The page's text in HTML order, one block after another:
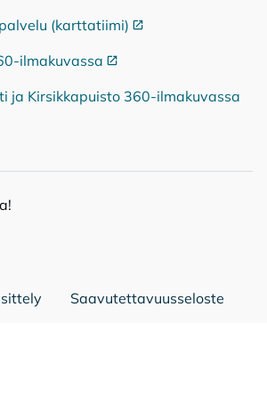
(karttatiimi) Ulkoinen linkki
ilmakuvassa Ulkoinen linkki
ja Kirsikkapuisto 360-ilmakuvassa
Saavutettavuusseloste